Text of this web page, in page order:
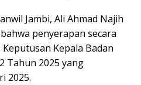
Jambi, Ali Ahmad Najih
penyerapan secara
Kepala Badan
Tahun 2025 yang
2025.